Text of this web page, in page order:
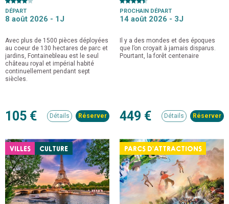
DÉPART
8 août 2026 - 1J
Avec plus de 1500 pièces déployées
au coeur de 130 hectares de parc et
jardins, Fontainebleau est le seul
château royal et impérial habité
continuellement pendant sept
siècles.
105 € Détails
PROCHAIN DÉPART
14 août 2026 - 3J
Il y a des mondes et des époques
que l’on croyait à jamais disparus.
Pourtant, la forêt centenaire
449 € Détails
VILLES CULTURE PARCS D'ATTRACTIONS